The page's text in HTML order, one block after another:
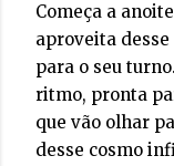
Começa a
aproveita
para o seu
ritmo, pronta
que vão olhar
desse cosmo